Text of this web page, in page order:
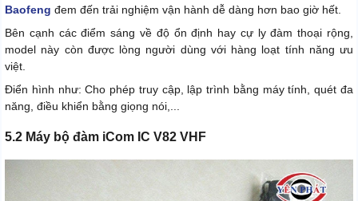
Baofeng đem đến trải nghiệm vận hành dễ dàng hơn bao giờ hết.
Bên cạnh các điểm sáng về độ ổn định hay cự ly đàm thoại rộng,
model này còn được lòng người dùng với hàng loạt tính năng ưu
việt.
Điển hình như: Cho phép truy cập, lập trình bằng máy tính, quét đa
năng, điều khiển bằng giọng nói,...
5.2 Máy bộ đàm iCom IC V82 VHF